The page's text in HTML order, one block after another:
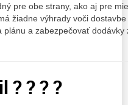
pre obe strany, ako aj pre
žiadne výhrady voči
plánu a zabezpečovať
? ? ? ?